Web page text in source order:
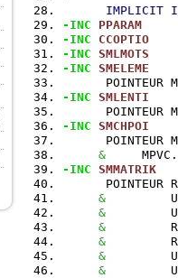
IMPLICIT
-INC
PPARAM
-INC
CCOPTIO
-INC SMLMOTS
-INC SMELEME
POINTEUR
-INC SMLENTI
POINTEUR
-INC SMCHPOI
POINTEUR
&
     MPVC.
-INC SMMATRIK
POINTEUR
&
&
&
&
&
&